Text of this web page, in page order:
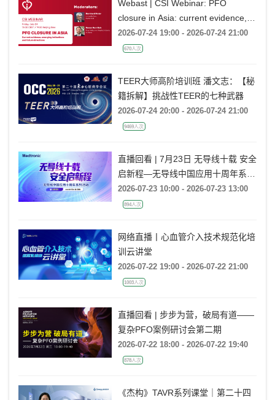
Webast | CSI Webinar: PFO
closure in Asia: current evidence,
emerging indications and future
directions
2026-07-24 19:00 - 2026-07-24 21:00
670人次
TEER大师高阶培训班 潘文志：【秘
籍拆解】挑战性TEER的七种武器
2026-07-24 20:00 - 2026-07-24 21:00
9469人次
直播回看 | 7月23日 无导线十载 安全
启新程—无导线中国应用十周年系列
活动
2026-07-23 10:00 - 2026-07-23 13:00
894人次
网络直播丨心血管介入技术规范化培
训云讲堂
2026-07-22 19:00 - 2026-07-22 21:00
1003人次
直播回看 | 步步为营，破局有道——
复杂PFO案例研讨会第二期
2026-07-22 18:00 - 2026-07-22 19:40
878人次
《杰构》TAVR系列课堂｜第二十四